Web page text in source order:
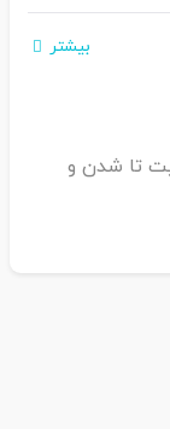
بیشتر
تا شدن و